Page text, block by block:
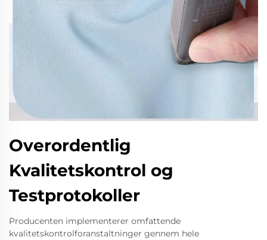
Overordentlig
Kvalitetskontrol og
Testprotokoller
Producenten implementerer omfattende
kvalitetskontrolforanstaltninger gennem hele